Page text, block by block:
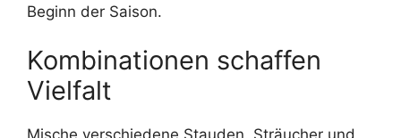
Beginn der Saison.
Kombinationen schaffen
Vielfalt